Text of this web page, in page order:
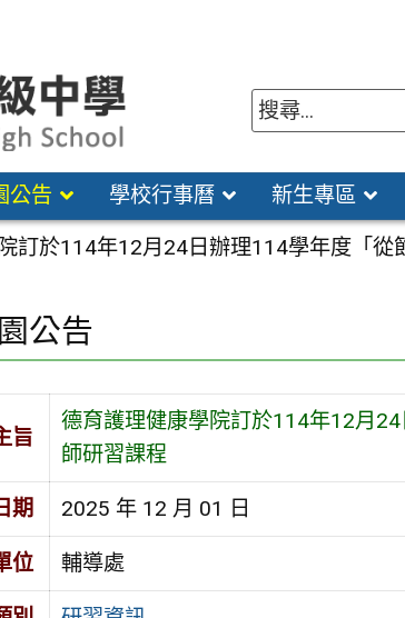
公告 學校行事曆 新生專區
訂於114年12月24日辦理114學年度「
公告
旨
德育護理健康學院訂於114年12月
師研習課程
期 2025 年 12 月 01 日
位 輔導處